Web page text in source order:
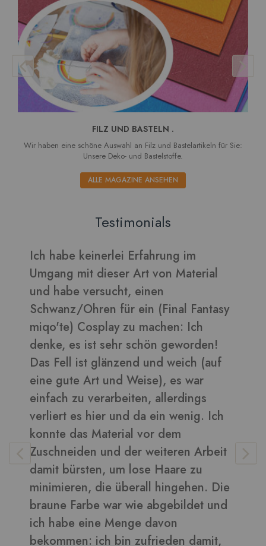
FILZ UND BASTELN .
Wir haben eine schöne Auswahl an Filz und Bastelartikeln für Sie:
Unsere Deko- und Bastelstoffe.
ALLE MAGAZINE ANSEHEN
Testimonials
Verarbeitet sich gut und die Blätter
daraus sehen toll aus ????
Bilder in dieser Rezension
Vera-Kunden